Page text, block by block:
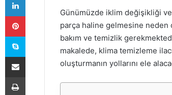
Günümüzde iklim değişikliği ve
parça haline gelmesine neden
bakım ve temizlik
makalede, klima temizleme
oluşturmanın yollarını ele
Pinterest
Skype
E-Posta ile paylaş